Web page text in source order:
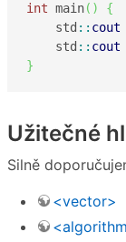
int main( )
{
    std
:: cout
    std
:: cout
}
Užitečné
Silně
<vector>